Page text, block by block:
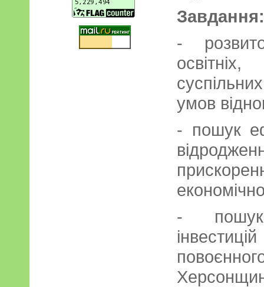
Завдання:
-
умов
- пошук
- пошук